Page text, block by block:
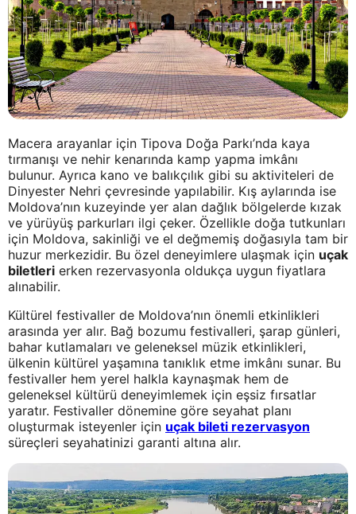
Macera arayanlar için Tipova Doğa Parkı’nda kaya
tırmanışı ve nehir kenarında kamp yapma imkânı
bulunur. Ayrıca kano ve balıkçılık gibi su aktiviteleri de
Dinyester Nehri çevresinde yapılabilir. Kış aylarında ise
Moldova’nın kuzeyinde yer alan dağlık bölgelerde kızak
ve yürüyüş parkurları ilgi çeker. Özellikle doğa tutkunları
için Moldova, sakinliği ve el değmemiş doğasıyla tam bir
huzur merkezidir. Bu özel deneyimlere ulaşmak için uçak
biletleri erken rezervasyonla oldukça uygun fiyatlara
alınabilir.
Kültürel festivaller de Moldova’nın önemli etkinlikleri
arasında yer alır. Bağ bozumu festivalleri, şarap günleri,
bahar kutlamaları ve geleneksel müzik etkinlikleri,
ülkenin kültürel yaşamına tanıklık etme imkânı sunar. Bu
festivaller hem yerel halkla kaynaşmak hem de
geleneksel kültürü deneyimlemek için eşsiz fırsatlar
yaratır. Festivaller dönemine göre seyahat planı
oluşturmak isteyenler için uçak bileti rezervasyon
süreçleri seyahatinizi garanti altına alır.